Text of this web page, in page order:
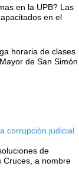
en la UPB? Las
en el
horaria de clases
de San Simón
corrupción judicial
de
Cruces, a nombre